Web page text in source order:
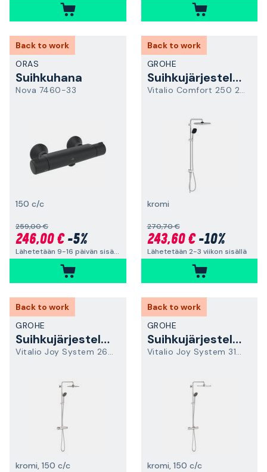
Back to work
ORAS
Suihkuhana
Nova 7460-33
150 c/c
259,00 €
246,00 €-5%
Lähetetään 9-16 päivän sisällä
Back to work
GROHE
Suihkujärjestelmä
Vitalio Comfort 250 26986001
kromi
270,70 €
243,60 €-10%
Lähetetään 2-3 viikon sisällä
Back to work
GROHE
Suihkujärjestelmä
Vitalio Joy System 260 26403002
kromi, 150 c/c
Back to work
GROHE
Suihkujärjestelmä
Vitalio Joy System 310 26400001
kromi, 150 c/c